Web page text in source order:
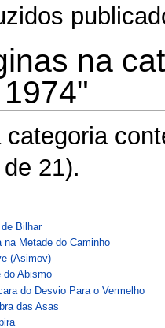
na
categoria
21).
Bilhar
na Metade do Caminho
(Asimov)
do Abismo
do Desvio Para o Vermelho
das Asas